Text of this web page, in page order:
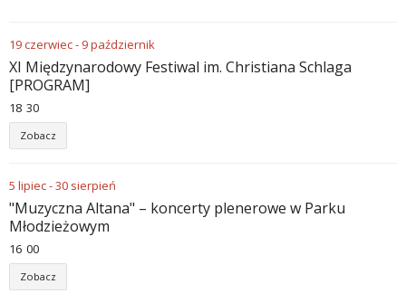
19czerwiec- 9październik
XI Międzynarodowy Festiwal im. Christiana Schlaga
[PROGRAM]
18 30
Zobacz
5 lipiec-30 sierpień
"Muzyczna Altana" – koncerty plenerowe w Parku
Młodzieżowym
16 00
Zobacz